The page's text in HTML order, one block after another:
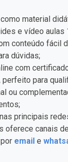
material
e vídeo aulas
conteúdo fácil
dúvidas;
com
para
ou
principais
oferece canais
email e